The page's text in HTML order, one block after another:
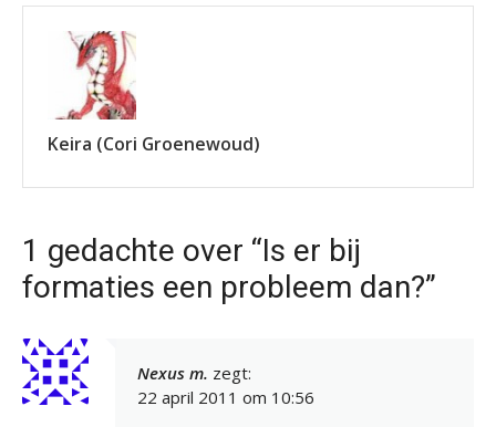
Keira (Cori Groenewoud)
1 gedachte over “Is er bij
formaties een probleem dan?”
Nexus m. zegt:
22 april 2011 om 10:56